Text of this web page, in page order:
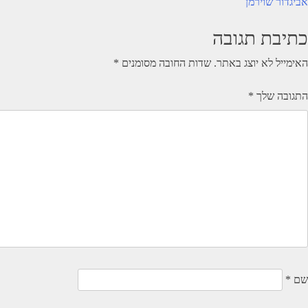
ניווט
כתיבת תגובה
האימייל לא יוצג באתר. שדות החובה מסומנים *
התגובה שלך *
שם *